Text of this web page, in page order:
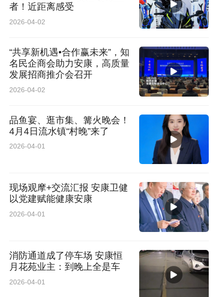
者！近距离感受
2026-04-02
“共享新机遇•合作赢未来”，知
名民企商会助力安康，高质量
发展招商推介会召开
2026-04-02
品鱼宴、逛市集、篝火晚会！
4月4日流水镇“村晚”来了
2026-04-01
现场观摩+交流汇报 安康卫健
以党建赋能健康安康
2026-04-01
消防通道成了停车场 安康恒
月花苑业主：到晚上全是车
2026-04-01